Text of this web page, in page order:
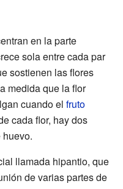
en la parte
sola entre cada par
sostienen las flores
medida que la flor
cuando el fruto
cada flor, hay dos
llamada hipantio, que
de varias partes de